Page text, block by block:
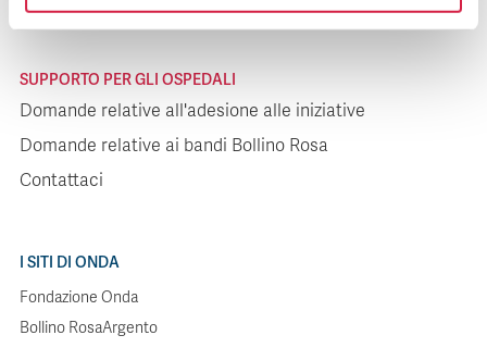
SUPPORTO PER GLI OSPEDALI
Domande relative all'adesione alle iniziative
Domande relative ai bandi Bollino Rosa
Contattaci
I SITI DI ONDA
Fondazione Onda
Bollino RosaArgento